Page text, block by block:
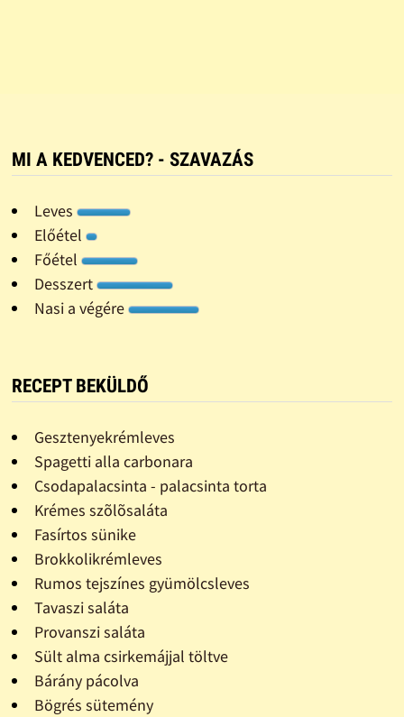
MI A KEDVENCED? - SZAVAZÁS
Leves
Előétel
Főétel
Desszert
Nasi a végére
RECEPT BEKÜLDŐ
Gesztenyekrémleves
Spagetti alla carbonara
Csodapalacsinta - palacsinta torta
Krémes szõlõsaláta
Fasírtos sünike
Brokkolikrémleves
Rumos tejszínes gyümölcsleves
Tavaszi saláta
Provanszi saláta
Sült alma csirkemájjal töltve
Bárány pácolva
Bögrés sütemény